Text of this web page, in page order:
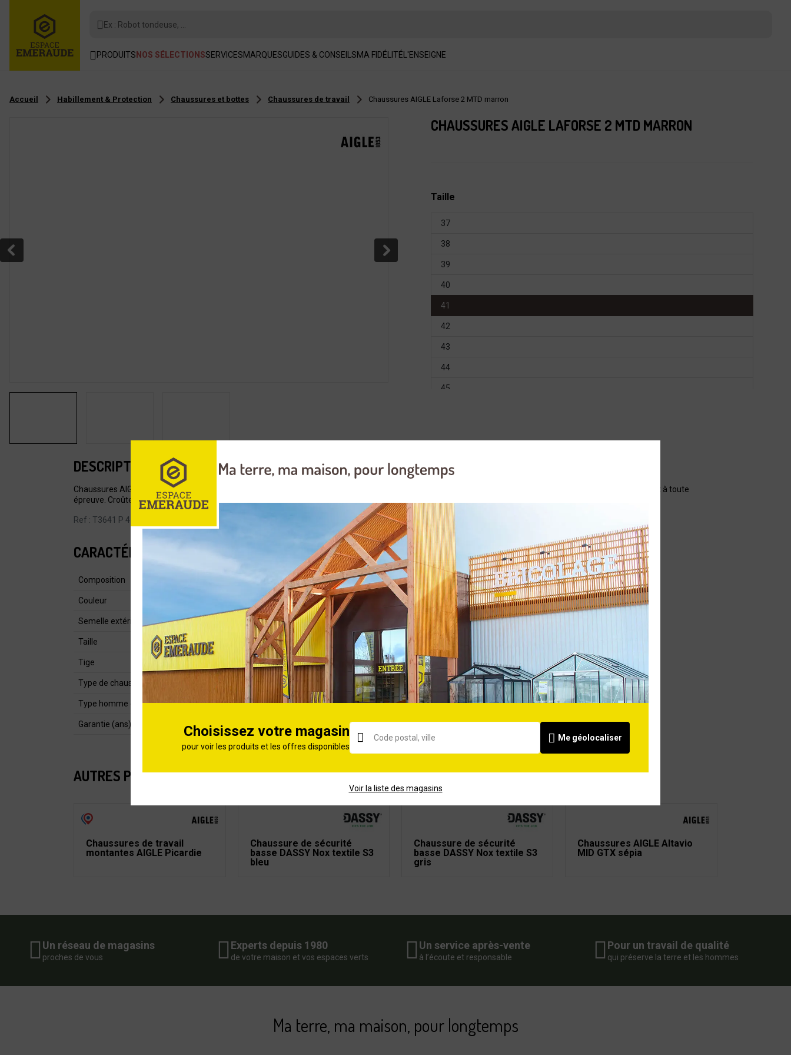
Ex : Robot tondeuse, ...
PRODUITS NOS SÉLECTIONSSERVICESMARQUESGUIDES & CONSEILSMA FIDÉLITÉL'ENSEIGNE
Accueil Habillement & Protection Chaussures et bottes Chaussures de travail Chaussures AIGLE Laforse 2 MTD marron
CHAUSSURES AIGLE LAFORSE 2 MTD MARRON
Taille
37
38
39
40
41
42
43
44
45
DESCRIPTION
Chaussures AIGLE Laforse 2 MTD coloris marron. Cette chaussure en cuir pleine fleur est membrané MTD. Etanche et respirant il apporte robustesse et confort à toute
épreuve. Croûte de cuir de vache et polyamide. Ces chaussures de randonnée vous accompagneront parfaitement en haute montagne.
Ref : T3641 P 41
CARACTÉRISTIQUES
Composition Croûte de cuir
Couleur Marron
Semelle extérieure Caoutchouc
Taille
Tige Croûte de cuir de vache et polyamide
Type de chaussure Haute
Type homme ou femme Mixte
Garantie (ans) 2 ans
AUTRES PRODUITS DE LA CATÉGORIE
Chaussures de travail
montantes AIGLE Picardie
Chaussure de sécurité
basse DASSY Nox textile S3
bleu
Chaussure de sécurité
basse DASSY Nox textile S3
gris
Chaussures AIGLE Altavio
MID GTX sépia
Un réseau de magasins
proches de vous
Experts depuis 1980
de votre maison et vos espaces verts
Un service après-vente
à l’écoute et responsable
Pour un travail de qualité
qui préserve la terre et les hommes
Ma terre, ma maison, pour longtemps
Choisissez votre magasin
pour voir les produits et les offres disponibles
Me géolocaliser
Voir la liste des magasins